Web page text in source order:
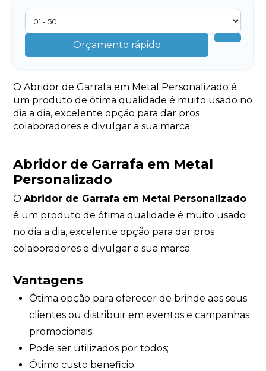
Orçamento rápido
O Abridor de Garrafa em Metal Personalizado é
um produto de ótima qualidade é muito usado no
dia a dia, excelente opção para dar pros
colaboradores e divulgar a sua marca.
Abridor de Garrafa em Metal
Personalizado
OAbridor de Garrafa em Metal Personalizado
é um produto de ótima qualidade é muito usado
no dia a dia, excelente opção para dar pros
colaboradores e divulgar a sua marca.
Vantagens
Ótima opção para oferecer de brinde aos seus
clientes ou distribuir em eventos e campanhas
promocionais;
Pode ser utilizados por todos;
Ótimo custo beneficio.